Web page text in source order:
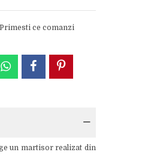
ce comanzi
un martisor realizat din